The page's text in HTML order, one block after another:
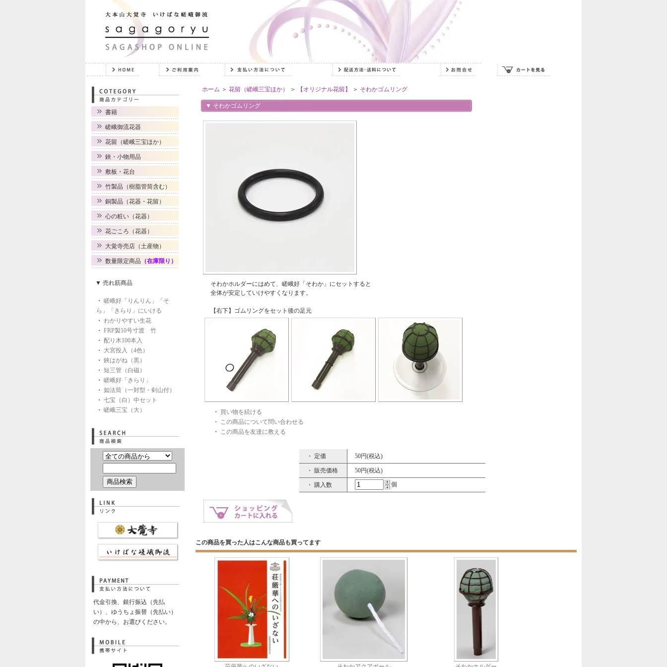
書籍
嵯峨御流花器
花留（嵯峨三宝ほか）
鋏・小物用品
敷板・花台
竹製品（樹脂管筒含む）
銅製品（花器・花留）
心の粧い（花器）
花ごころ（花器）
大覚寺売店（土産物）
数量限定商品 （在庫限り）
▼ 売れ筋商品
・ 嵯峨好「りんりん」「そ
ら」「きらり」にいける
・ わかりやすい生花
・ FRP製10号寸渡 竹
・ 配り木100本入
・ 大宮投入（4色）
・ 鋏はがね（黒）
・ 短三管（白磁）
・ 嵯峨好「きらり」
・ 如法筒（一対型・剣山付）
・ 七宝（白）中セット
・ 嵯峨三宝（大）
代金引換、銀行振込（先払
い）、ゆうちょ振替（先払い）
の中から、お選びください。
ホーム ＞ 花留（嵯峨三宝ほか） ＞ 【オリジナル花留】 ＞ そわかゴムリング
▼ そわかゴムリング
そわかホルダーにはめて、嵯峨好「そわか」にセットすると
全体が安定していけやすくなります。
【右下】ゴムリングをセット後の足元
・ 買い物を続ける
・ この商品について問い合わせる
・ この商品を友達に教える
・ 定価 50円(税込)
・ 販売価格 50円(税込)
・ 購入数 個
この商品を買った人はこんな商品も買ってます